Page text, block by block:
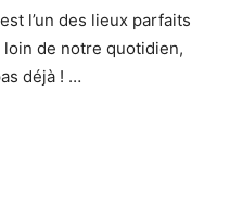
l’un des lieux parfaits
de notre quotidien,
déjà ! …